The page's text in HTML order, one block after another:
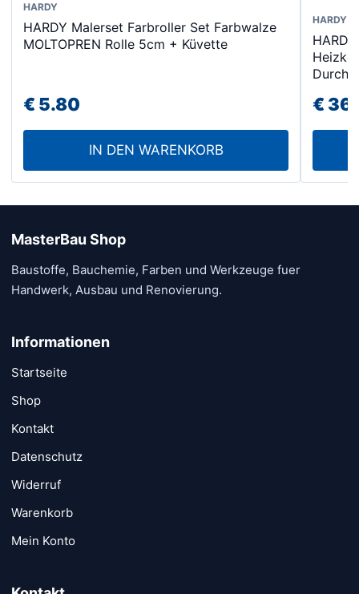
HARDY
HARDY Malerset Farbroller Set Farbwalze
MOLTOPREN Rolle 5cm + Küvette
€5.80
IN DEN WARENKORB
HARDY
€
MasterBau Shop
Baustoffe, Bauchemie, Farben und Werkzeuge fuer
Handwerk, Ausbau und Renovierung.
Informationen
Startseite
Shop
Kontakt
Datenschutz
Widerruf
Warenkorb
Mein Konto